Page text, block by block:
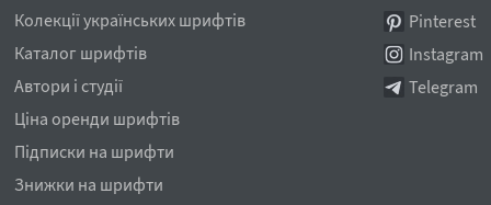
Колекції українських шрифтів
Каталог шрифтів
Автори і студії
Ціна оренди шрифтів
Підписки на шрифти
Знижки на шрифти
Pinterest
Instagram
Telegram